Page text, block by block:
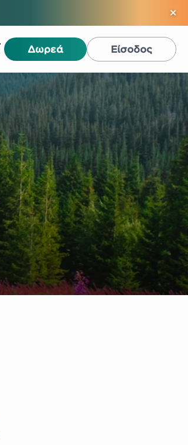
×
Δωρεά Είσοδος